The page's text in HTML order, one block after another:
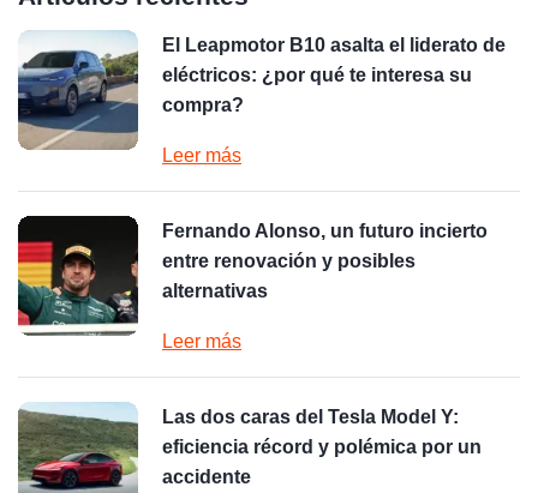
El Leapmotor B10 asalta el liderato de
eléctricos: ¿por qué te interesa su
compra?
Leer más
Fernando Alonso, un futuro incierto
entre renovación y posibles
alternativas
Leer más
Las dos caras del Tesla Model Y:
eficiencia récord y polémica por un
accidente